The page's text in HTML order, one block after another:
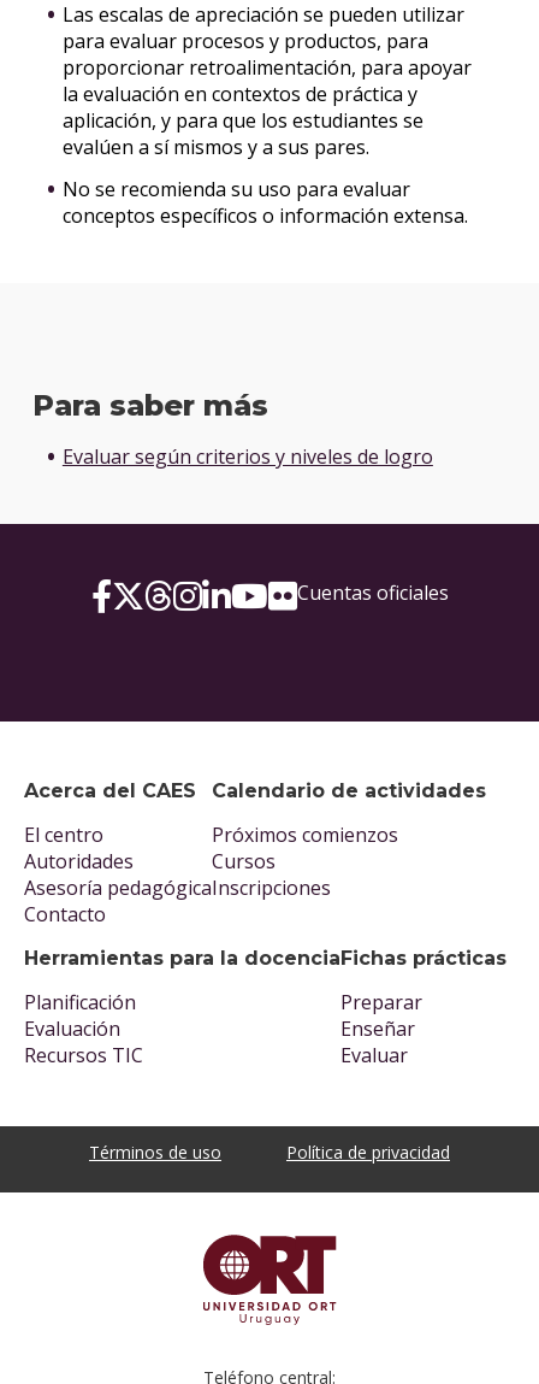
Las escalas de apreciación se pueden utilizar
para evaluar procesos y productos, para
proporcionar retroalimentación, para apoyar
la evaluación en contextos de práctica y
aplicación, y para que los estudiantes se
evalúen a sí mismos y a sus pares.
No se recomienda su uso para evaluar
conceptos específicos o información extensa.
Para saber más
Evaluar según criterios y niveles de logro
Acerca del CAES
El centro
Autoridades
Asesoría pedagógica
Contacto
Calendario de actividades
Próximos comienzos
Cursos
Inscripciones
Herramientas para la docencia
Planificación
Evaluación
Recursos TIC
Fichas prácticas
Preparar
Enseñar
Evaluar
Cuentas oficiales
Términos de uso Política de privacidad
Teléfono central: